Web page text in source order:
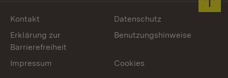
Kontakt
Datenschutz
Erklärung zur
Barrierefreiheit
Benutzungshinweise
Impressum Cookies